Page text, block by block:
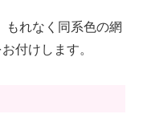
もれなく同系色の網
付けします。